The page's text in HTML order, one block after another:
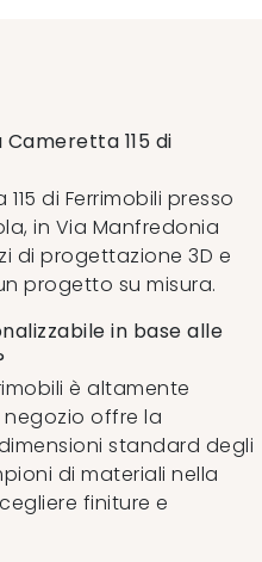
115 di
di Ferrimobili presso
in Via Manfredonia
di progettazione 3D e
progetto su misura.
in base alle
è altamente
negozio offre la
standard degli
di materiali nella
finiture e